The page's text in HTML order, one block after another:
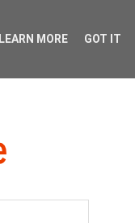
LEARN MORE GOT IT